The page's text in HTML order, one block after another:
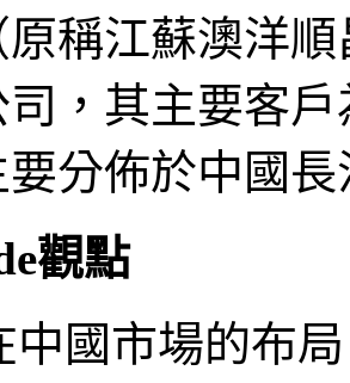
原稱江蘇澳洋
，其主要客
分佈於中國
觀點
中國市場的布